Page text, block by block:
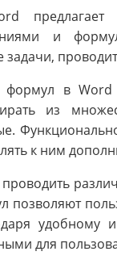
и
задачи,
формул в
из
к ним
удобному
для